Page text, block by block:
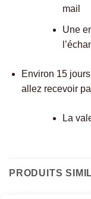
mail
Une
Environ 15
allez recevoir
La
PRODUITS